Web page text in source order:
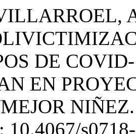
DE
EN
10.4067/